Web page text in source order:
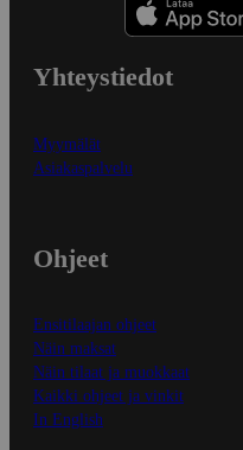
Yhteystiedot
Myymälät
Asiakaspalvelu
Ohjeet
Ensitilaajan ohjeet
Näin maksat
Näin tilaat ja muokkaat
Kaikki ohjeet ja vinkit
In English